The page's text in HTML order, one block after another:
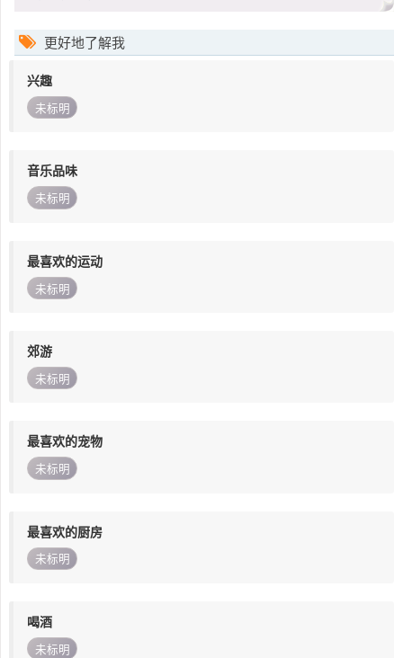
更好地了解我
兴趣
未标明
音乐品味
未标明
最喜欢的运动
未标明
郊游
未标明
最喜欢的宠物
未标明
最喜欢的厨房
未标明
喝酒
未标明